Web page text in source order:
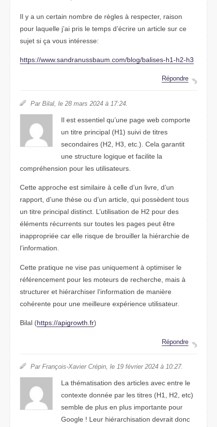
Il y a un certain nombre de règles à respecter, raison
pour laquelle j’ai pris le temps d’écrire un article sur ce
sujet si ça vous intéresse:
https://www.sandranussbaum.com/blog/balises-h1-h2-h3
Répondre
Par Bilal, le 28 mars 2024 à 17:24.
Il est essentiel qu’une page web comporte
un titre principal (H1) suivi de titres
secondaires (H2, H3, etc.). Cela garantit
une structure logique et facilite la
compréhension pour les utilisateurs.
Cette approche est similaire à celle d’un livre, d’un
rapport, d’une thèse ou d’un article, qui possèdent tous
un titre principal distinct. L’utilisation de H2 pour des
éléments récurrents sur toutes les pages peut être
inappropriée car elle risque de brouiller la hiérarchie de
l’information.
Cette pratique ne vise pas uniquement à optimiser le
référencement pour les moteurs de recherche, mais à
structurer et hiérarchiser l’information de manière
cohérente pour une meilleure expérience utilisateur.
Bilal (https://apigrowth.fr)
Répondre
Par François-Xavier Crépin, le 19 février 2024 à 10:27.
La thématisation des articles avec entre le
contexte donnée par les titres (H1, H2, etc)
semble de plus en plus importante pour
Google ! Leur hiérarchisation devrait donc